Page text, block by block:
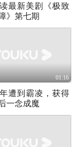
最新美剧《极致
》第七期
01:16
遭到霸凌，获得
一念成魔